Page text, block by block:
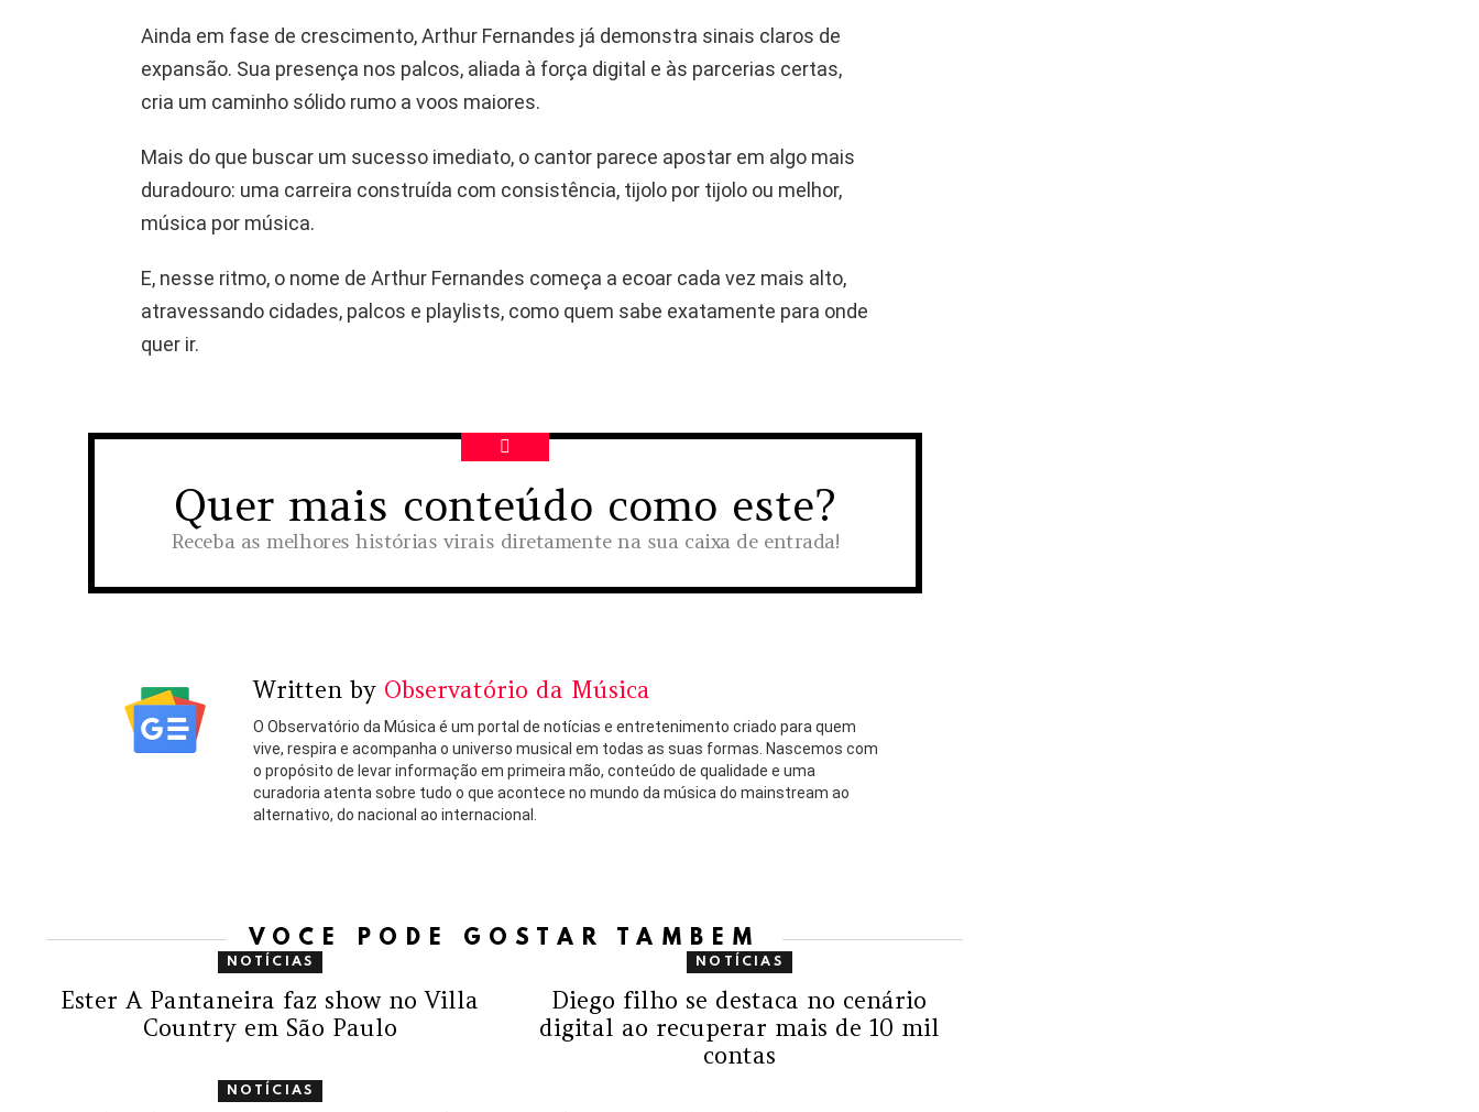
Ainda em fase de crescimento, Arthur Fernandes já demonstra sinais claros de
expansão. Sua presença nos palcos, aliada à força digital e às parcerias certas,
cria um caminho sólido rumo a voos maiores.
Mais do que buscar um sucesso imediato, o cantor parece apostar em algo mais
duradouro: uma carreira construída com consistência, tijolo por tijolo ou melhor,
música por música.
E, nesse ritmo, o nome de Arthur Fernandes começa a ecoar cada vez mais alto,
atravessando cidades, palcos e playlists, como quem sabe exatamente para onde
quer ir.
NEWSLETTER
Quer mais conteúdo como este?
Receba as melhores histórias virais diretamente na sua caixa de entrada!
Written by Observatório da Música
O Observatório da Música é um portal de notícias e entretenimento criado para quem
vive, respira e acompanha o universo musical em todas as suas formas. Nascemos com
o propósito de levar informação em primeira mão, conteúdo de qualidade e uma
curadoria atenta sobre tudo o que acontece no mundo da música do mainstream ao
alternativo, do nacional ao internacional.
VOCÊ PODE GOSTAR TAMBÉM
NOTÍCIAS
Ester A Pantaneira faz show no Villa
Country em São Paulo
NOTÍCIAS
Diego filho se destaca no cenário
digital ao recuperar mais de 10 mil
contas
NOTÍCIAS